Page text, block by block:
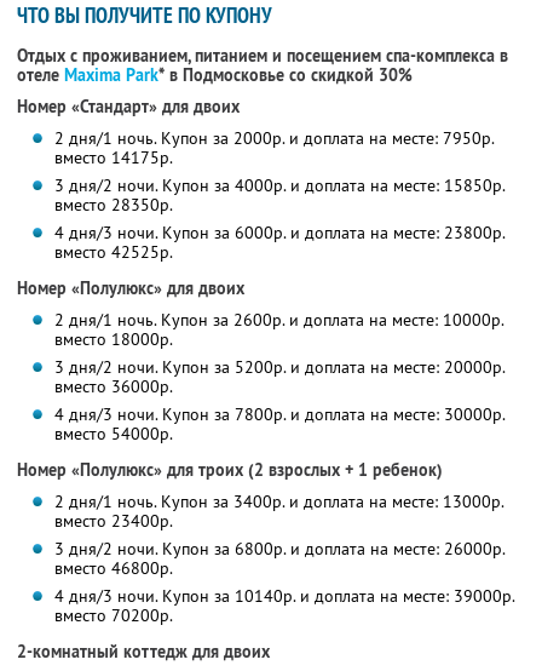
ЧТО ВЫ ПОЛУЧИТЕ ПО КУПОНУ
Отдых с проживанием, питанием и посещением спа-комплекса в
отеле Maxima Park* в Подмосковье со скидкой 30%
Номер «Стандарт» для двоих
2 дня/1 ночь. Купон за 2000р. и доплата на месте: 7950р.
вместо 14175р.
3 дня/2 ночи. Купон за 4000р. и доплата на месте: 15850р.
вместо 28350р.
4 дня/3 ночи. Купон за 6000р. и доплата на месте: 23800р.
вместо 42525р.
Номер «Полулюкс» для двоих
2 дня/1 ночь. Купон за 2600р. и доплата на месте: 10000р.
вместо 18000р.
3 дня/2 ночи. Купон за 5200р. и доплата на месте: 20000р.
вместо 36000р.
4 дня/3 ночи. Купон за 7800р. и доплата на месте: 30000р.
вместо 54000р.
Номер «Полулюкс» для троих (2 взрослых + 1 ребенок)
2 дня/1 ночь. Купон за 3400р. и доплата на месте: 13000р.
вместо 23400р.
3 дня/2 ночи. Купон за 6800р. и доплата на месте: 26000р.
вместо 46800р.
4 дня/3 ночи. Купон за 10140р. и доплата на месте: 39000р.
вместо 70200р.
2-комнатный коттедж для двоих